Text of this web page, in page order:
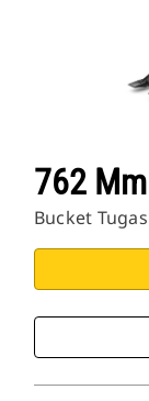
762
Bucket